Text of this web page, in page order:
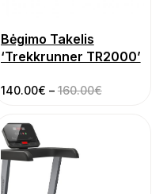
Bėgimo Takelis
‘Trekkrunner TR2000’
140.00€ – 160.00€